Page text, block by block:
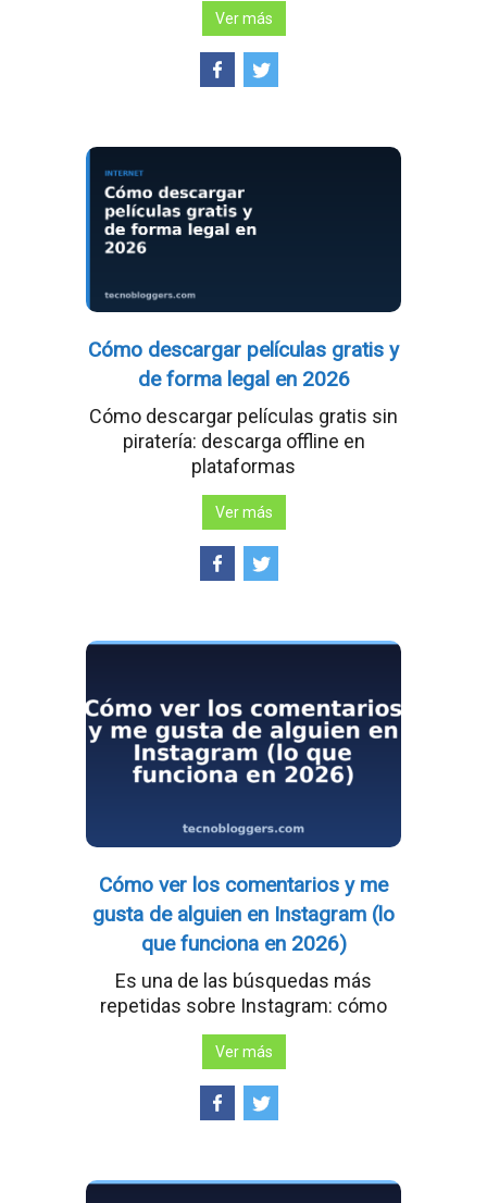
Ver más
Cómo descargar películas gratis y
de forma legal en 2026
Cómo descargar películas gratis sin
piratería: descarga offline en
plataformas
Ver más
Cómo ver los comentarios y me
gusta de alguien en Instagram (lo
que funciona en 2026)
Es una de las búsquedas más
repetidas sobre Instagram: cómo
Ver más